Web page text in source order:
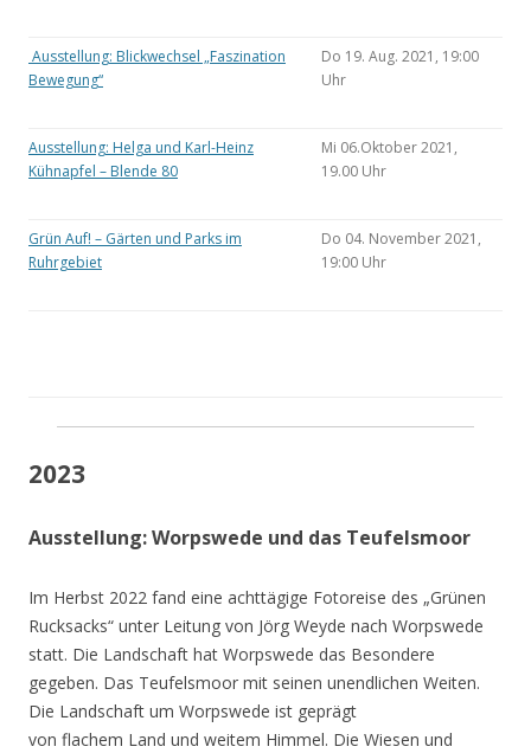
Ausstellung: Blickwechsel „Faszination
Bewegung“
Do 19. Aug. 2021, 19:00
Uhr
Ausstellung: Helga und Karl-Heinz
Kühnapfel – Blende 80
Mi 06.Oktober 2021,
19.00 Uhr
Grün Auf! – Gärten und Parks im
Ruhrgebiet
Do 04. November 2021,
19:00 Uhr
2023
Ausstellung: Worpswede und das Teufelsmoor
Im Herbst 2022 fand eine achttägige Fotoreise des „Grünen
Rucksacks“ unter Leitung von Jörg Weyde nach Worpswede
statt. Die Landschaft hat Worpswede das Besondere
gegeben. Das Teufelsmoor mit seinen unendlichen Weiten.
Die Landschaft um Worpswede ist geprägt
von flachem Land und weitem Himmel. Die Wiesen und